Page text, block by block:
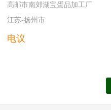
电议
高邮市南郊湖宝蛋品加工厂
江苏-扬州市